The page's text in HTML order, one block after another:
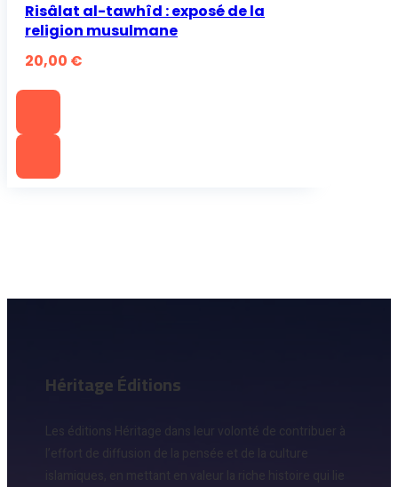
Risâlat al-tawhîd : exposé de la
religion musulmane
20,00 €
Héritage Éditions
Les éditions Héritage dans leur volonté de contribuer à
l’effort de diffusion de la pensée et de la culture
islamiques, en mettant en valeur la riche histoire qui lie